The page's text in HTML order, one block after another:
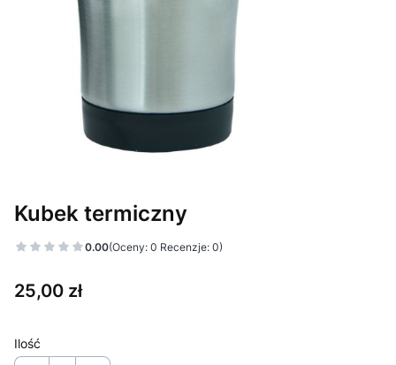
Kubek termiczny
0.00(Oceny: 0 Recenzje: 0)
Cena
25,00 zł
Ilość